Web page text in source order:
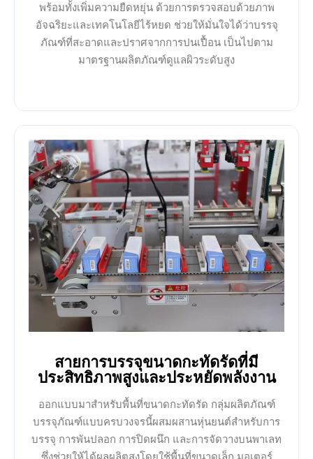
พร้อมทั้งเพิ่มความยืดหยุ่น ด้วยการตรวจสอบด้วยภาพ
อัจฉริยะและเทคโนโลยีไร้หยด ช่วยให้มั่นใจได้ว่าบรรจุ
ภัณฑ์ที่สะอาดและปราศจากการปนเปื้อน เป็นไปตาม
มาตรฐานผลิตภัณฑ์ดูแลผิวระดับสูง
สายการบรรจุขนาดกะทัดรัดที่มี
ประสิทธิภาพสูงและประหยัดพลังงาน
ออกแบบมาสำหรับพื้นที่ขนาดกะทัดรัด กลุ่มผลิตภัณฑ์
บรรจุภัณฑ์แบบครบวงจรนี้ผสมผสานหุ่นยนต์สำหรับการ
บรรจุ การพันปลอก การปิดผนึก และการจัดวางบนพาเลท